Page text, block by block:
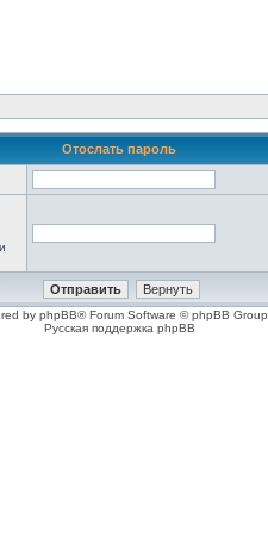
Отослать пароль
by phpBB® Forum Software © phpBB Group
Русская поддержка phpBB